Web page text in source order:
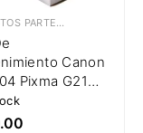
& PIEZAS
REPUESTOS PARTES & PIEZAS
Canon
Pixma G2170
/ G1230 /